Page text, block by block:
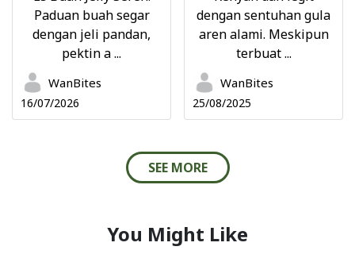
Paduan buah segar
dengan jeli pandan,
pektin a ...
WanBites
16/07/2026
dengan sentuhan gula
aren alami. Meskipun
terbuat ...
WanBites
25/08/2025
SEE MORE
You Might Like